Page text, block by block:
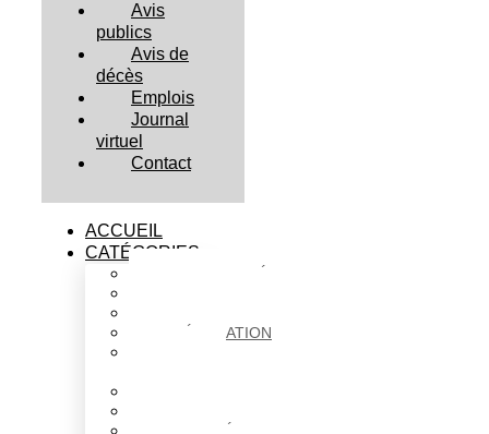
Avis
publics
Avis de
décès
Emplois
Journal
virtuel
Contact
ACCUEIL
CATÉGORIES
ÉDUCATION